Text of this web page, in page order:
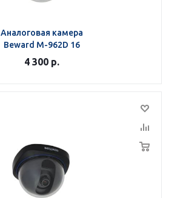
Аналоговая камера
Beward M-962D 16
4 300р.